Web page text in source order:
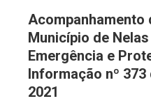
Acompanhamento
Município de
Emergência e
Informação nº
2021